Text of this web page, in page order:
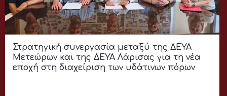
Στρατηγική συνεργασία μεταξύ της ΔΕΥΑ
Μετεώρων και της ΔΕΥΑ Λάρισας για τη νέα
εποχή στη διαχείριση των υδάτινων πόρων